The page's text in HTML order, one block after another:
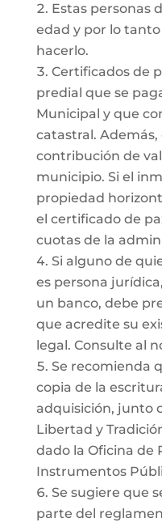
Estas personas
edad y por lo
hacerlo.
Certificados de
predial que se
Municipal y que
catastral. Además,
contribución de
municipio. Si el
propiedad
el certificado de
cuotas de la
Si alguno de
es persona
un banco, debe
que acredite su
legal. Consulte al
Se recomienda
copia de la
adquisición, junto
Libertad y
dado la Oficina de
Instrumentos
Se sugiere que
parte del